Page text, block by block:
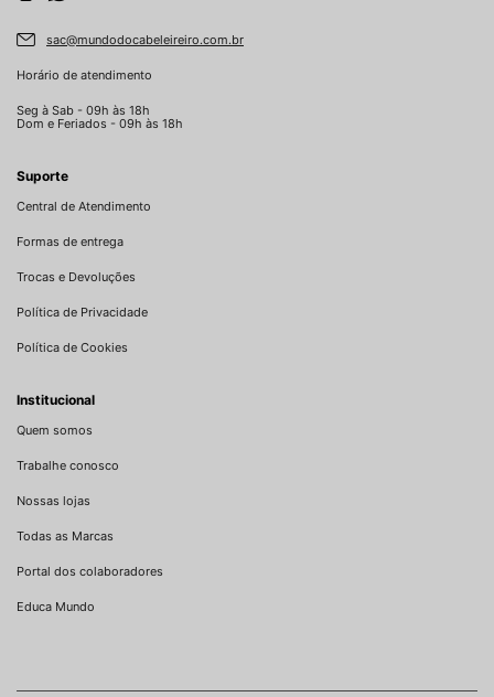
sac@mundodocabeleireiro.com.br
Horário de atendimento
Seg à Sab - 09h às 18h
Dom e Feriados - 09h às 18h
Suporte
Central de Atendimento
Formas de entrega
Trocas e Devoluções
Política de Privacidade
Política de Cookies
Institucional
Quem somos
Trabalhe conosco
Nossas lojas
Todas as Marcas
Portal dos colaboradores
Educa Mundo